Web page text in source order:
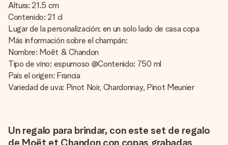
Altura: 21.5 cm
Contenido: 21 cl
Lugar de la personalización: en un solo lado de casa copa
Más información sobre el champán:
Nombre: Moët & Chandon
Tipo de vino: espumoso @Contenido: 750 ml
País el origen: Francia
Variedad de uva: Pinot Noir, Chardonnay, Pinot Meunier
Un regalo para brindar, con este set de regalo
de Moët et Chandon con copas grabadas